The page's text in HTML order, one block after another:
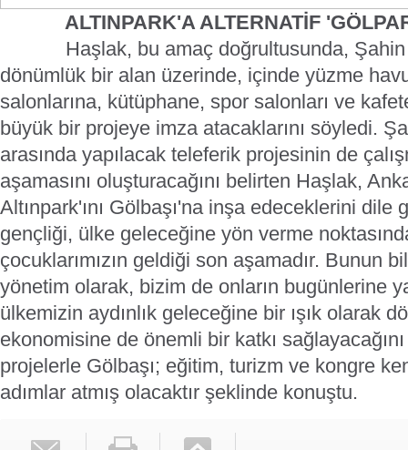
ALTINPARK'A ALTERNATİF
Haşlak, bu amaç doğrultusunda,
dönümlük bir alan üzerinde, içinde yüzme
salonlarına, kütüphane, spor salonları ve
büyük bir projeye imza atacaklarını söyledi.
arasında yapılacak teleferik projesinin de
aşamasını oluşturacağını belirten Haşlak,
Altınpark'ını Gölbaşı'na inşa edeceklerini dile
gençliği, ülke geleceğine yön verme
çocuklarımızın geldiği son aşamadır. Bunun
yönetim olarak, bizim de onların bugünlerine
ülkemizin aydınlık geleceğine bir ışık olarak
ekonomisine de önemli bir katkı
projelerle Gölbaşı; eğitim, turizm ve kongre
adımlar atmış olacaktır şeklinde konuştu.